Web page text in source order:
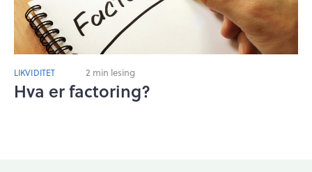
LIKVIDITET 2 min lesing
Hva er factoring?